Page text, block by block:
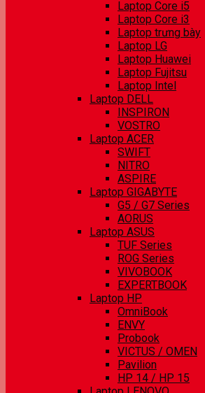
Laptop Core i5
Laptop Core i3
Laptop trưng bày
Laptop LG
Laptop Huawei
Laptop Fujitsu
Laptop Intel
Laptop DELL
INSPIRON
VOSTRO
Laptop ACER
SWIFT
NITRO
ASPIRE
Laptop GIGABYTE
G5 / G7 Series
AORUS
Laptop ASUS
TUF Series
ROG Series
VIVOBOOK
EXPERTBOOK
Laptop HP
OmniBook
ENVY
Probook
VICTUS / OMEN
Pavilion
HP 14 / HP 15